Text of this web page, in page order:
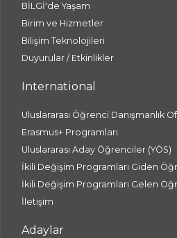
BİLGİ'de Yaşam
Birim ve Hizmetler
Bilişim Teknolojileri
Duyurular / Etkinlikler
International
Uluslararası Öğrenci Danışmanlık
Erasmus+ Programları
Uluslararası Aday Öğrenciler (YÖS)
İkili Değişim Programları Giden
İkili Değişim Programları Gelen
İletişim
Adaylar